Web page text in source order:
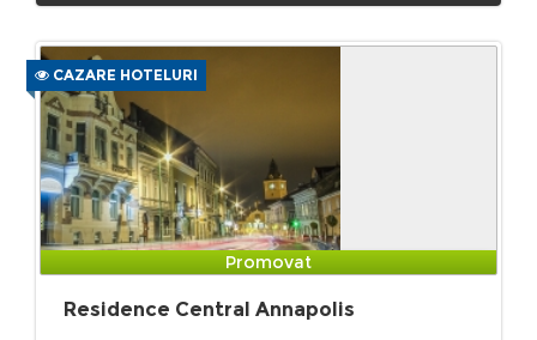
CAZARE HOTELURI
Promovat
Residence Central Annapolis